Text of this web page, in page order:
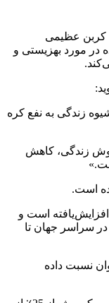
کربن عظیمی
در مورد بهزیستی و
زندگی به نفع كره
زندگی، كاهش
است.
2012 تاکنون 61 درصد افزایش‌یافته است و
سراسر جهان تا
نسبت داده